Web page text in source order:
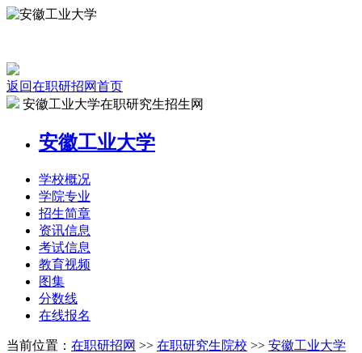
返回在职研招网首页
安徽工业大学在职研究生招生网
安徽工业大学
学校概况
学院专业
招生简章
资讯信息
考试信息
教育视频
图集
分数线
在线报名
当前位置： 在职研招网 >> 在职研究生院校 >> 安徽工业大学